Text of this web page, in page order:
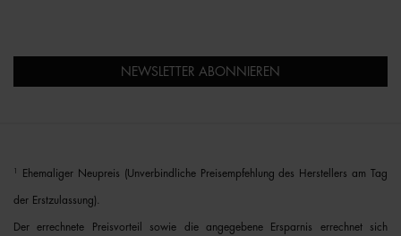
NEWSLETTER ABONNIEREN
Ehemaliger Neupreis (Unverbindliche Preisempfehlung des Herstellers am Tag
der Erstzulassung).
Der errechnete Preisvorteil sowie die angegebene Ersparnis errechnet sich